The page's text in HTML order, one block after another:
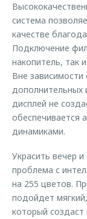
система
качестве
Подключение
накопитель, так
Вне зависимости
дополнительных
дисплей не
обеспечивается
динамиками.
Украсить вечер
проблема с
на 255 цветов.
подойдет
который